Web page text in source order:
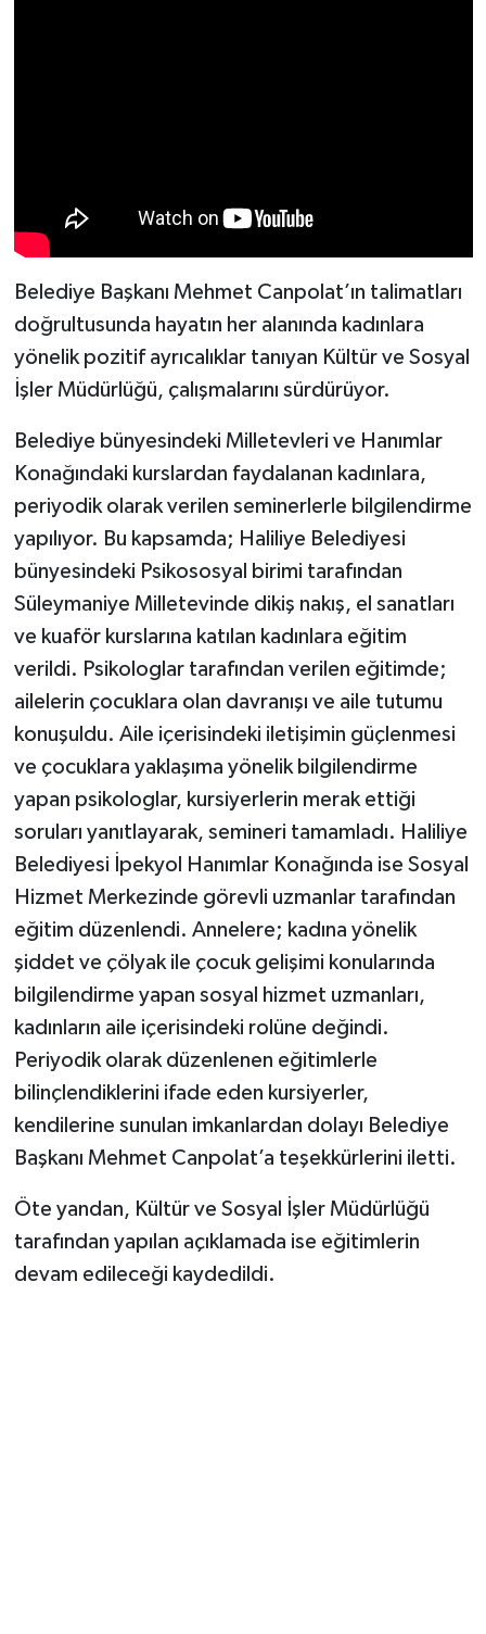
Belediye Başkanı Mehmet Canpolat’ın talimatları
doğrultusunda hayatın her alanında kadınlara
yönelik pozitif ayrıcalıklar tanıyan Kültür ve Sosyal
İşler Müdürlüğü, çalışmalarını sürdürüyor.
Belediye bünyesindeki Milletevleri ve Hanımlar
Konağındaki kurslardan faydalanan kadınlara,
periyodik olarak verilen seminerlerle bilgilendirme
yapılıyor. Bu kapsamda; Haliliye Belediyesi
bünyesindeki Psikososyal birimi tarafından
Süleymaniye Milletevinde dikiş nakış, el sanatları
ve kuaför kurslarına katılan kadınlara eğitim
verildi. Psikologlar tarafından verilen eğitimde;
ailelerin çocuklara olan davranışı ve aile tutumu
konuşuldu. Aile içerisindeki iletişimin güçlenmesi
ve çocuklara yaklaşıma yönelik bilgilendirme
yapan psikologlar, kursiyerlerin merak ettiği
soruları yanıtlayarak, semineri tamamladı. Haliliye
Belediyesi İpekyol Hanımlar Konağında ise Sosyal
Hizmet Merkezinde görevli uzmanlar tarafından
eğitim düzenlendi. Annelere; kadına yönelik
şiddet ve çölyak ile çocuk gelişimi konularında
bilgilendirme yapan sosyal hizmet uzmanları,
kadınların aile içerisindeki rolüne değindi.
Periyodik olarak düzenlenen eğitimlerle
bilinçlendiklerini ifade eden kursiyerler,
kendilerine sunulan imkanlardan dolayı Belediye
Başkanı Mehmet Canpolat’a teşekkürlerini iletti.
Öte yandan, Kültür ve Sosyal İşler Müdürlüğü
tarafından yapılan açıklamada ise eğitimlerin
devam edileceği kaydedildi.